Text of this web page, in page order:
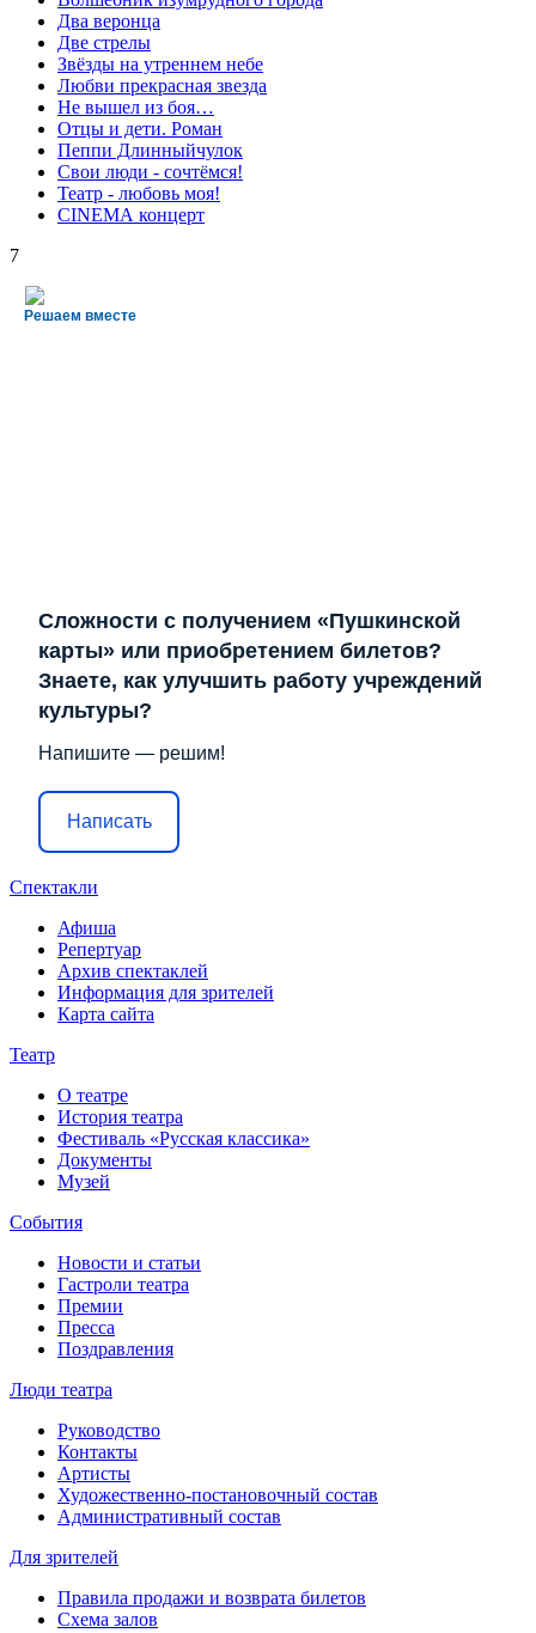
Два веронца
Две стрелы
Звёзды на утреннем небе
Любви прекрасная звезда
Не вышел из боя…
Отцы и дети. Роман
Пеппи Длинныйчулок
Свои люди - сочтёмся!
Театр - любовь моя!
СINЕМА концерт
7
Решаем вместе
Сложности с получением «Пушкинской
карты» или приобретением билетов?
Знаете, как улучшить работу учреждений
культуры?
Напишите — решим!
Написать
Спектакли
Афиша
Репертуар
Архив спектаклей
Информация для зрителей
Карта сайта
Театр
О театре
История театра
Фестиваль «Русская классика»
Документы
Музей
События
Новости и статьи
Гастроли театра
Премии
Пресса
Поздравления
Люди театра
Руководство
Контакты
Артисты
Художественно-постановочный состав
Административный состав
Для зрителей
Правила продажи и возврата билетов
Схема залов